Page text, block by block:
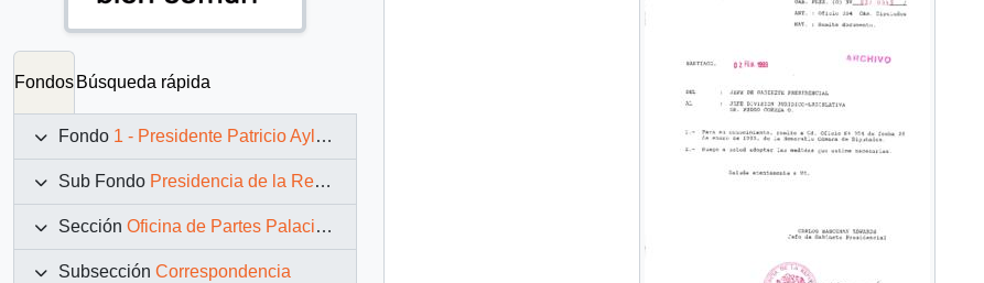
Fondos Búsqueda rápida
Fondo 1 - Presidente Patricio Aylwin Azócar (1990-1994)
Sub Fondo Presidencia de la República (11 marzo 1990 – 11 marzo 1994)
Sección Oficina de Partes Palacio de La Moneda
Subsección Correspondencia